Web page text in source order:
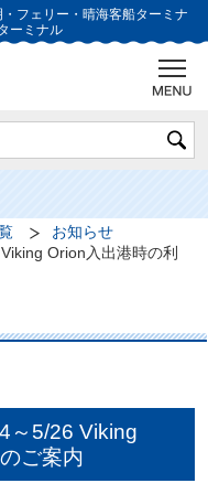
フェリー・晴海客船ターミナ
ーミナル
お知らせ
Orion入出港時の利
～5/26 Viking
ご案内